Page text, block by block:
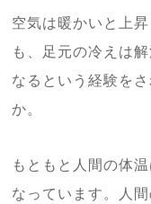
空気は暖かいと上
も、足元の冷えは
なるという経験を
か。
もともと人間の体
なっています。人